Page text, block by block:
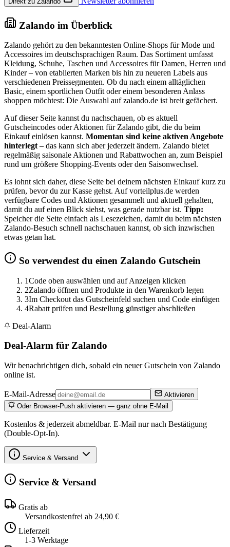
Zalando im Überblick
Zalando gehört zu den bekanntesten Online-Shops für Mode und
Accessoires im deutschsprachigen Raum. Das Sortiment umfasst
Kleidung, Schuhe, Taschen und Accessoires für Damen, Herren und
Kinder – von etablierten Marken bis hin zu neueren Labels aus
verschiedenen Preissegmenten. Ob du nach einem alltäglichen
Basic, einem sportlichen Outfit oder einem besonderen Anlass
shoppen möchtest: Die Auswahl auf zalando.de ist breit gefächert.
Auf dieser Seite kannst du nachschauen, ob es aktuell
Gutscheincodes oder Aktionen für Zalando gibt, die du beim
Einkauf einlösen kannst. Momentan sind keine aktiven Angebote
hinterlegt – das kann sich aber jederzeit ändern. Zalando bietet
regelmäßig saisonale Aktionen und Rabattwochen an, zum Beispiel
rund um größere Shopping-Events oder den Saisonwechsel.
Es lohnt sich daher, diese Seite bei deinem nächsten Einkauf kurz zu
prüfen, bevor du zur Kasse gehst. Auf vorteilplus.de werden
verfügbare Codes und Aktionen gesammelt und aktuell gehalten,
damit du auf einen Blick siehst, was gerade nutzbar ist. Tipp:
Speicher die Seite einfach als Lesezeichen, damit du beim nächsten
Zalando-Besuch schnell nachschauen kannst, ob sich inzwischen
etwas getan hat.
So verwendest du einen Zalando Gutschein
1Code oben auswählen und auf Anzeigen klicken
2Zalando öffnen und Produkte in den Warenkorb legen
3Im Checkout das Gutscheinfeld suchen und Code einfügen
4Rabatt prüfen und Bestellung günstiger abschließen
Deal-Alarm
Deal-Alarm für Zalando
Wir benachrichtigen dich, sobald ein neuer Gutschein von Zalando
online ist.
E-Mail-Adresse
Aktivieren
Oder Browser-Push aktivieren — ganz ohne E-Mail
Kostenlos & jederzeit abmeldbar. E-Mail nur nach Bestätigung
(Double-Opt-In).
Service & Versand
Service & Versand
Gratis ab
Versandkostenfrei ab 24,90 €
Lieferzeit
1-3 Werktage